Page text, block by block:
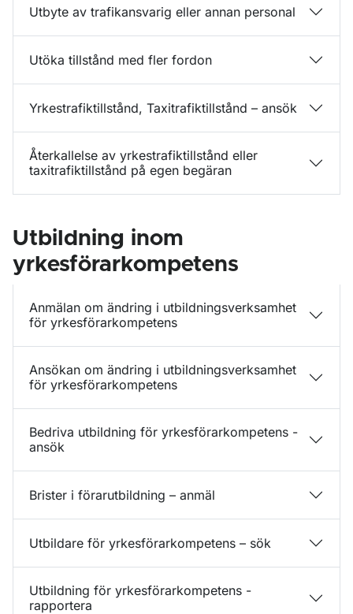
Utbyte av trafikansvarig eller annan personal
Utöka tillstånd med fler fordon
Yrkestrafiktillstånd, Taxitrafiktillstånd – ansök
Återkallelse av yrkestrafiktillstånd eller
taxitrafiktillstånd på egen begäran
Utbildning inom
yrkesförarkompetens
Anmälan om ändring i utbildningsverksamhet
för yrkesförarkompetens
Ansökan om ändring i utbildningsverksamhet
för yrkesförarkompetens
Bedriva utbildning för yrkesförarkompetens -
ansök
Brister i förarutbildning – anmäl
Utbildare för yrkesförarkompetens – sök
Utbildning för yrkesförarkompetens -
rapportera